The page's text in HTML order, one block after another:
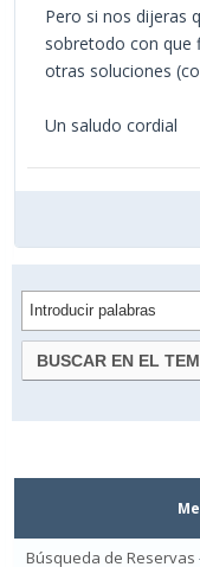
Pero si nos dijeras
sobretodo con que
otras soluciones
Un saludo cordial
Búsqueda de Reservas